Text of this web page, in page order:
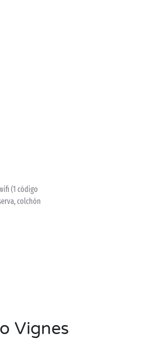
(1 código
colchón
Vignes